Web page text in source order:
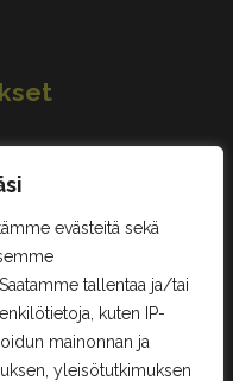
evästeitä sekä
tallentaa ja/tai
kuten IP-
mainonnan ja
yleisötutkimuksen